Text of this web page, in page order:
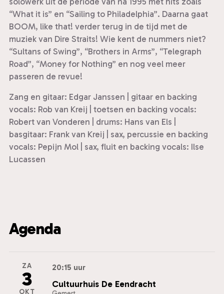
“What it is” en “Sailing to Philadelphia”. Daarna gaat
BOOM, like that! verder terug in de tijd met de
muziek van Dire Straits! Wie kent de nummers niet?
“Sultans of Swing”, “Brothers in Arms”, “Telegraph
Road”, “Money for Nothing” en nog veel meer
passeren de revue!
Zang en gitaar: Edgar Janssen | gitaar en backing
vocals: Rob van Kreij | toetsen en backing vocals:
Robert van Vonderen | drums: Hans van Els |
basgitaar: Frank van Kreij | sax, percussie en backing
vocals: Pepijn Mol | sax, fluit en backing vocals: Ilse
Lucassen
Agenda
ZA
3
OKT
20:15 uur
Cultuurhuis De Eendracht